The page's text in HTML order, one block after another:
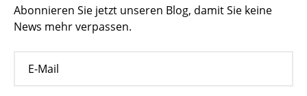
Abonnieren Sie jetzt unseren Blog, damit Sie keine
News mehr verpassen.